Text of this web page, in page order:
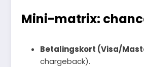
Mini-matrix:
Betalingskort (Visa/
chargeback).